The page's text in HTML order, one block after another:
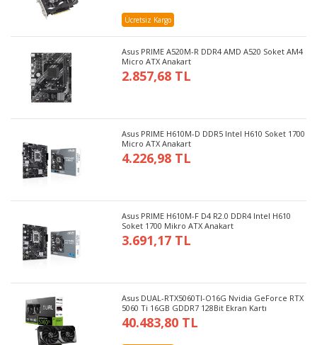
Ücretsiz Kargo
Asus PRIME A520M-R DDR4 AMD A520 Soket AM4
Micro ATX Anakart
2.857,68 TL
Asus PRIME H610M-D DDR5 Intel H610 Soket 1700
Micro ATX Anakart
4.226,98 TL
Asus PRIME H610M-F D4 R2.0 DDR4 Intel H610
Soket 1700 Mikro ATX Anakart
3.691,17 TL
Asus DUAL-RTX5060TI-O16G Nvidia GeForce RTX
5060 Ti 16GB GDDR7 128Bit Ekran Kartı
40.483,80 TL